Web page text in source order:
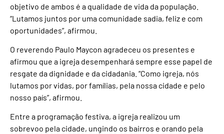
objetivo de ambos é a qualidade de vida da população.
“Lutamos juntos por uma comunidade sadia, feliz e com
oportunidades”, afirmou.
O reverendo Paulo Maycon agradeceu os presentes e
afirmou que a igreja desempenhará sempre esse papel de
resgate da dignidade e da cidadania. “Como igreja, nós
lutamos por vidas, por famílias, pela nossa cidade e pelo
nosso país”, afirmou.
Entre a programação festiva, a igreja realizou um
sobrevoo pela cidade, ungindo os bairros e orando pela